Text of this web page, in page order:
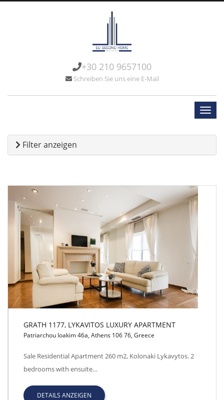
+30 210 9657100
Schreiben Sie uns eine E-Mail
Filter anzeigen
GRATH 1177, LYKAVITOS LUXURY APARTMENT
GRATH 1177, LYKAVITOS LUXURY APARTMENT
Patriarchou Ioakim 46a, Athens 106 76, Greece
Sale Residential Apartment 260 m2, Kolonaki Lykavytos. 2
bedrooms with ensuite…
DETAILS ANZEIGEN